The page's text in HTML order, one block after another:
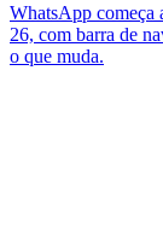
WhatsApp começa
26, com barra de
o que muda.